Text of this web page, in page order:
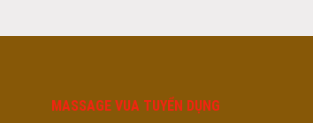
MASSAGE VUA TUYỂN DỤNG